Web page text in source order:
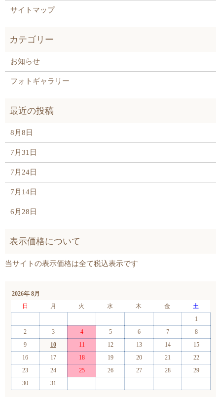
サイトマップ
お知らせ
フォトギャラリー
8月8日
7月31日
7月24日
7月14日
6月28日
2026年 8月
日
月 火 水 木 金
土
1
2
3 4 5 6 7
8
9
10 11 12 13 14
15
16
17 18 19 20 21
22
23
24 25 26 27 28
29
30
31